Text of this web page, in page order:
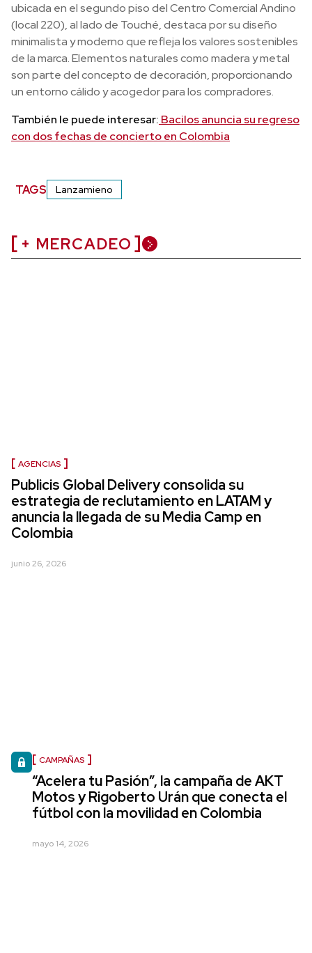
ubicada en el segundo piso del Centro Comercial Andino
(local 220), al lado de Touché, destaca por su diseño
minimalista y moderno que refleja los valores sostenibles
de la marca. Elementos naturales como madera y metal
son parte del concepto de decoración, proporcionando
un entorno cálido y acogedor para los compradores.
También le puede interesar: Bacilos anuncia su regreso
con dos fechas de concierto en Colombia
TAGS Lanzamieno
+ MERCADEO
AGENCIAS
Publicis Global Delivery consolida su
estrategia de reclutamiento en LATAM y
anuncia la llegada de su Media Camp en
Colombia
junio 26, 2026
CAMPAÑAS
“Acelera tu Pasión”, la campaña de AKT
Motos y Rigoberto Urán que conecta el
fútbol con la movilidad en Colombia
mayo 14, 2026